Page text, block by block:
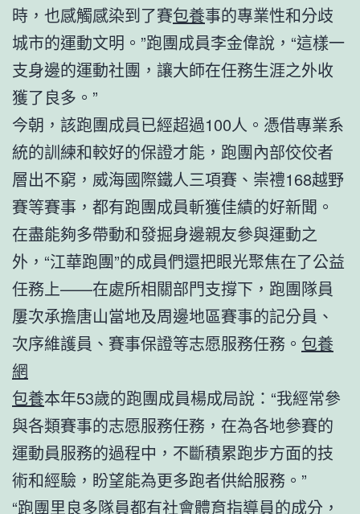
時，也感觸感染到了賽包養事的專業性和分歧
城市的運動文明。”跑團成員李金偉說，“這樣一
支身邊的運動社團，讓大師在任務生涯之外收
獲了良多。”
今朝，該跑團成員已經超過100人。憑借專業系
統的訓練和較好的保證才能，跑團內部佼佼者
層出不窮，威海國際鐵人三項賽、崇禮168越野
賽等賽事，都有跑團成員斬獲佳績的好新聞。
在盡能夠多帶動和發掘身邊親友參與運動之
外，“江華跑團”的成員們還把眼光聚焦在了公益
任務上——在處所相關部門支撐下，跑團隊員
屢次承擔唐山當地及周邊地區賽事的記分員、
次序維護員、賽事保證等志愿服務任務。 包養
網
包養本年53歲的跑團成員楊成局說：“我經常參
與各類賽事的志愿服務任務，在為各地參賽的
運動員服務的過程中，不斷積累跑步方面的技
術和經驗，盼望能為更多跑者供給服務。”
“跑團里良多隊員都有社會體育指導員的成分，